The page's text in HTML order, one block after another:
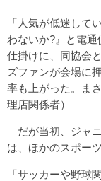
「人気が低迷して
わないか?』と電
仕掛けに、同協会
ズファンが会場に
率も上がった。ま
理店関係者）
だが当初、ジャ
は、ほかのスポー
「サッカーや野球